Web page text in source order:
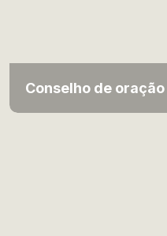
Conselho de oração